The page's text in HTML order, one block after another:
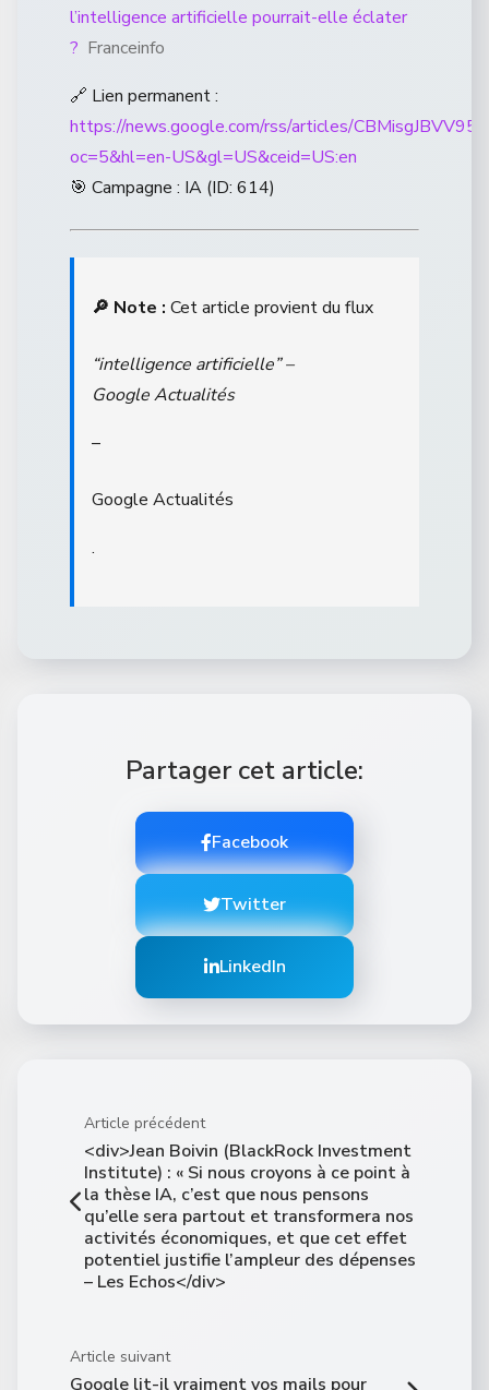
l’intelligence artificielle pourrait-elle éclater
? Franceinfo
🔗 Lien permanent :
https://news.google.com/rss/articles/
oc=5&hl=en-US&gl=US&ceid=US:en
🎯 Campagne : IA (ID: 614)
🔎 Note : Cet article provient du flux
“intelligence artificielle” –
Google Actualités
–
Google Actualités
.
Partager cet article:
Facebook
Twitter
LinkedIn
Article précédent
<div>Jean Boivin (BlackRock Investment
Institute) : « Si nous croyons à ce point à
la thèse IA, c’est que nous pensons
qu’elle sera partout et transformera nos
activités économiques, et que cet effet
potentiel justifie l’ampleur des dépenses
– Les Echos</div>
Article suivant
Google lit-il vraiment vos mails pour